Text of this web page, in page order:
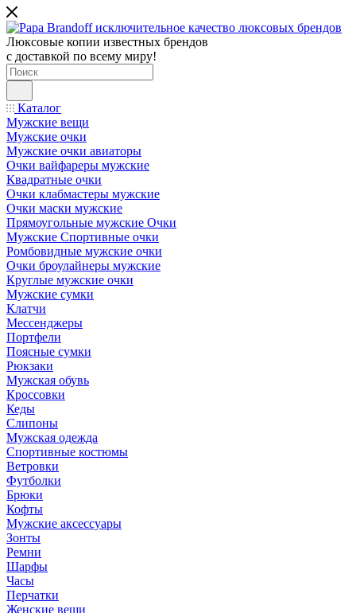
Люксовые копии известных брендов
с доставкой по всему миру!
Каталог
Мужские вещи
Мужские очки
Мужские очки авиаторы
Очки вайфареры мужские
Квадратные очки
Очки клабмастеры мужские
Очки маски мужские
Прямоугольные мужские Очки
Мужские Спортивные очки
Ромбовидные мужские очки
Очки броулайнеры мужские
Круглые мужские очки
Мужские сумки
Клатчи
Мессенджеры
Портфели
Поясные сумки
Рюкзаки
Мужская обувь
Кроссовки
Кеды
Слипоны
Мужская одежда
Спортивные костюмы
Ветровки
Футболки
Брюки
Кофты
Мужские аксессуары
Зонты
Ремни
Шарфы
Часы
Перчатки
Женские вещи